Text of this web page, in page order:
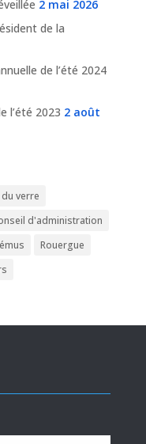
2 mai 2026
de la
de l’été 2024
l’été 2023 2 août
verre
d'administration
Rouergue